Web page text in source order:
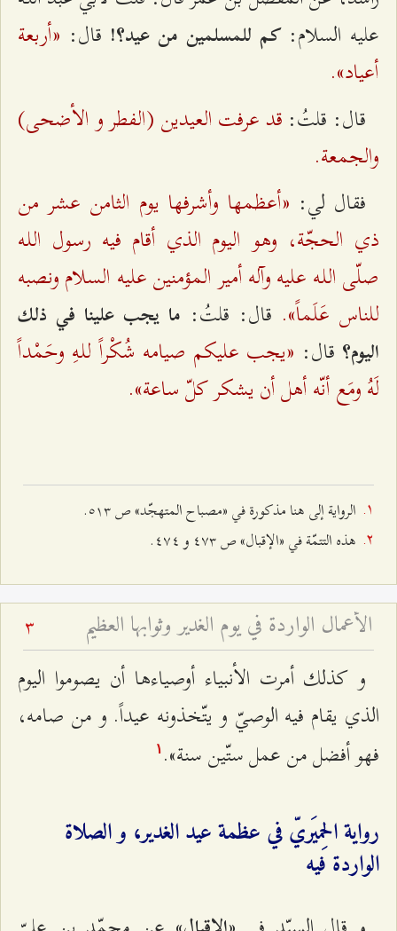
عليه السلام:كم للمسلمين من عيد؟! قال: «أربعة
أعياد».
قال: قلتُ: قد عرفت العيدين (الفطر و الأضحى)
والجمعة.
فقال لي: «أعظمها وأشرفها يوم الثامن عشر من
ذي الحجّة، وهو اليوم الذي أقام فيه رسول اللـه
صلّى اللـه عليه وآله أمير المؤمنين عليه السلام ونصبه
للناس عَلَماً». قال: قلتُ: ما يجب علينا في ذلك
اليوم؟ قال: «يجب عليكم صيامه شُكْراً للـهِ وحَمْداً
لَهُ ومَع أنّه أهل أن يشكر كلّ ساعة».
الرواية إلى هنا مذكورة في «مصباح المتهجّد» ص ٥۱٣.
هذه التتمّة في «الإقبال» ص ٤۷٣ و ٤۷٤.
الأعمال الواردة في يوم الغدير وثوابها العظيم 3
و كذلك أمرت الأنبياء أوصياءها أن يصوموا اليوم
الذي يقام فيه الوصيّ‌ و يتّخذونه عيداً. و من صامه،
فهو أفضل من عمل ستّين سنة». ۱
رواية الحِميَريّ في عظمة عيد الغدير، و الصلاة
الواردة فيه‌